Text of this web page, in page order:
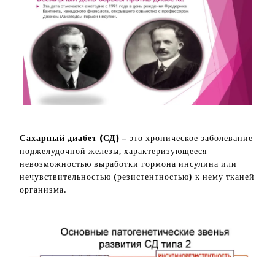
Сахарный диабет (СД) – это хроническое заболевание
поджелудочной железы, характеризующееся
невозможностью выработки гормона инсулина или
нечувствительностью (резистентностью) к нему тканей
организма.